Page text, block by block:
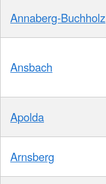
Annaberg-Buchholz
Ansbach
Apolda
Arnsberg